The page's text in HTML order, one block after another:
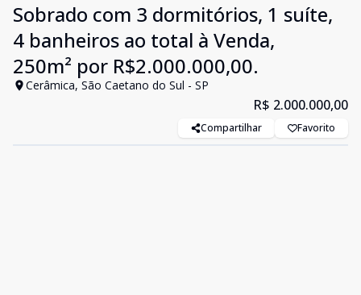
Sobrado com 3 dormitórios, 1 suíte,
4 banheiros ao total à Venda,
250m² por R$2.000.000,00.
Cerâmica, São Caetano do Sul - SP
R$ 2.000.000,00
Compartilhar Favorito